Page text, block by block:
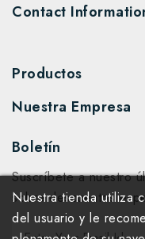
Contact
Productos
Nuestra Empresa
Boletín
Suscríbete a nuestro
sobre descuentos
Nuestra tienda utiliza
del usuario y le